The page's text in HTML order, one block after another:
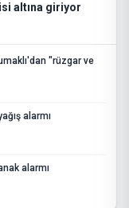
altına giriyor
"rüzgar ve
alarmı
alarmı